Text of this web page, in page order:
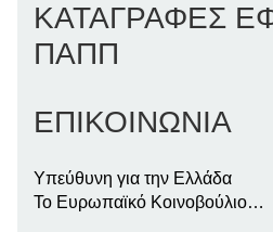
ΚΑΤΑΓΡΑΦΕΣ
ΠΑΠΠ
ΕΠΙΚΟΙΝΩΝΙΑ
Υπεύθυνη για την Ελλάδα
Το Ευρωπαϊκό Κοινοβούλιο…